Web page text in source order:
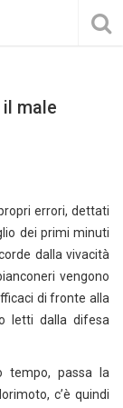
male
errori, dettati
dei primi minuti
dalla vivacità
vengono
di fronte alla
letti dalla difesa
tempo, passa la
c’è quindi